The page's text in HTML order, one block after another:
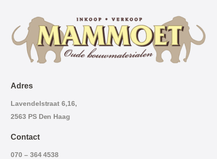
Adres
Lavendelstraat 6,16,
2563 PS Den Haag
Contact
070 – 364 4538